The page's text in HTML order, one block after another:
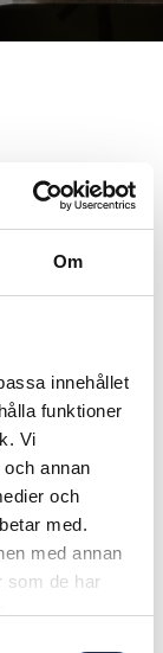
Om
innehållet
funktioner
Vi
annan
och
med.
med annan
som de har